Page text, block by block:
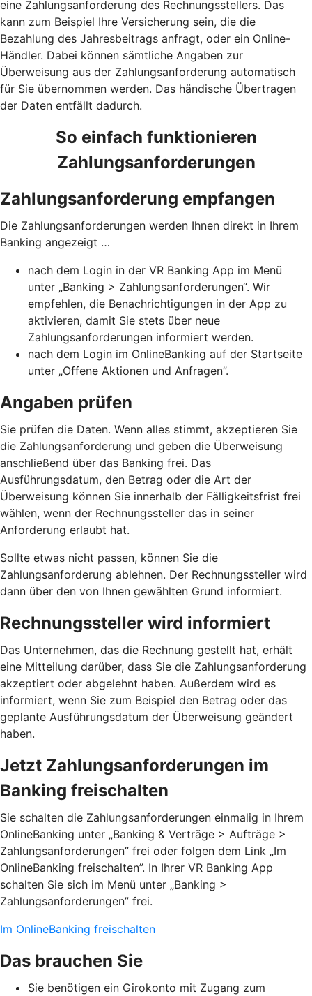
eine Zahlungsanforderung des Rechnungsstellers. Das
kann zum Beispiel Ihre Versicherung sein, die die
Bezahlung des Jahresbeitrags anfragt, oder ein Online-
Händler. Dabei können sämtliche Angaben zur
Überweisung aus der Zahlungsanforderung automatisch
für Sie übernommen werden. Das händische Übertragen
der Daten entfällt dadurch.
So einfach funktionieren
Zahlungsanforderungen
Zahlungsanforderung empfangen
Die Zahlungsanforderungen werden Ihnen direkt in Ihrem
Banking angezeigt …
nach dem Login in der VR Banking App im Menü
unter „Banking > Zahlungsanforderungen“. Wir
empfehlen, die Benachrichtigungen in der App zu
aktivieren, damit Sie stets über neue
Zahlungsanforderungen informiert werden.
nach dem Login im OnlineBanking auf der Startseite
unter „Offene Aktionen und Anfragen”.
Angaben prüfen
Sie prüfen die Daten. Wenn alles stimmt, akzeptieren Sie
die Zahlungsanforderung und geben die Überweisung
anschließend über das Banking frei. Das
Ausführungsdatum, den Betrag oder die Art der
Überweisung können Sie innerhalb der Fälligkeitsfrist frei
wählen, wenn der Rechnungssteller das in seiner
Anforderung erlaubt hat.
Sollte etwas nicht passen, können Sie die
Zahlungsanforderung ablehnen. Der Rechnungssteller wird
dann über den von Ihnen gewählten Grund informiert.
Rechnungssteller wird informiert
Das Unternehmen, das die Rechnung gestellt hat, erhält
eine Mitteilung darüber, dass Sie die Zahlungsanforderung
akzeptiert oder abgelehnt haben. Außerdem wird es
informiert, wenn Sie zum Beispiel den Betrag oder das
geplante Ausführungsdatum der Überweisung geändert
haben.
Jetzt Zahlungsanforderungen im
Banking freischalten
Sie schalten die Zahlungsanforderungen einmalig in Ihrem
OnlineBanking unter „Banking & Verträge > Aufträge >
Zahlungsanforderungen”­ frei oder folgen dem Link „Im
OnlineBanking freischalten”. In Ihrer VR Banking App
schalten Sie sich im Menü unter „Banking >
Zahlungsanforderungen” frei.
Im OnlineBanking freischalten
Das brauchen Sie
Sie benötigen ein Girokonto mit Zugang zum